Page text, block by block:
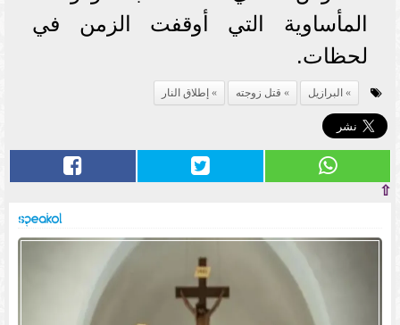
المأساوية التي أوقفت الزمن في
لحظات.
البرازيل قتل زوجته إطلاق النار
⇧